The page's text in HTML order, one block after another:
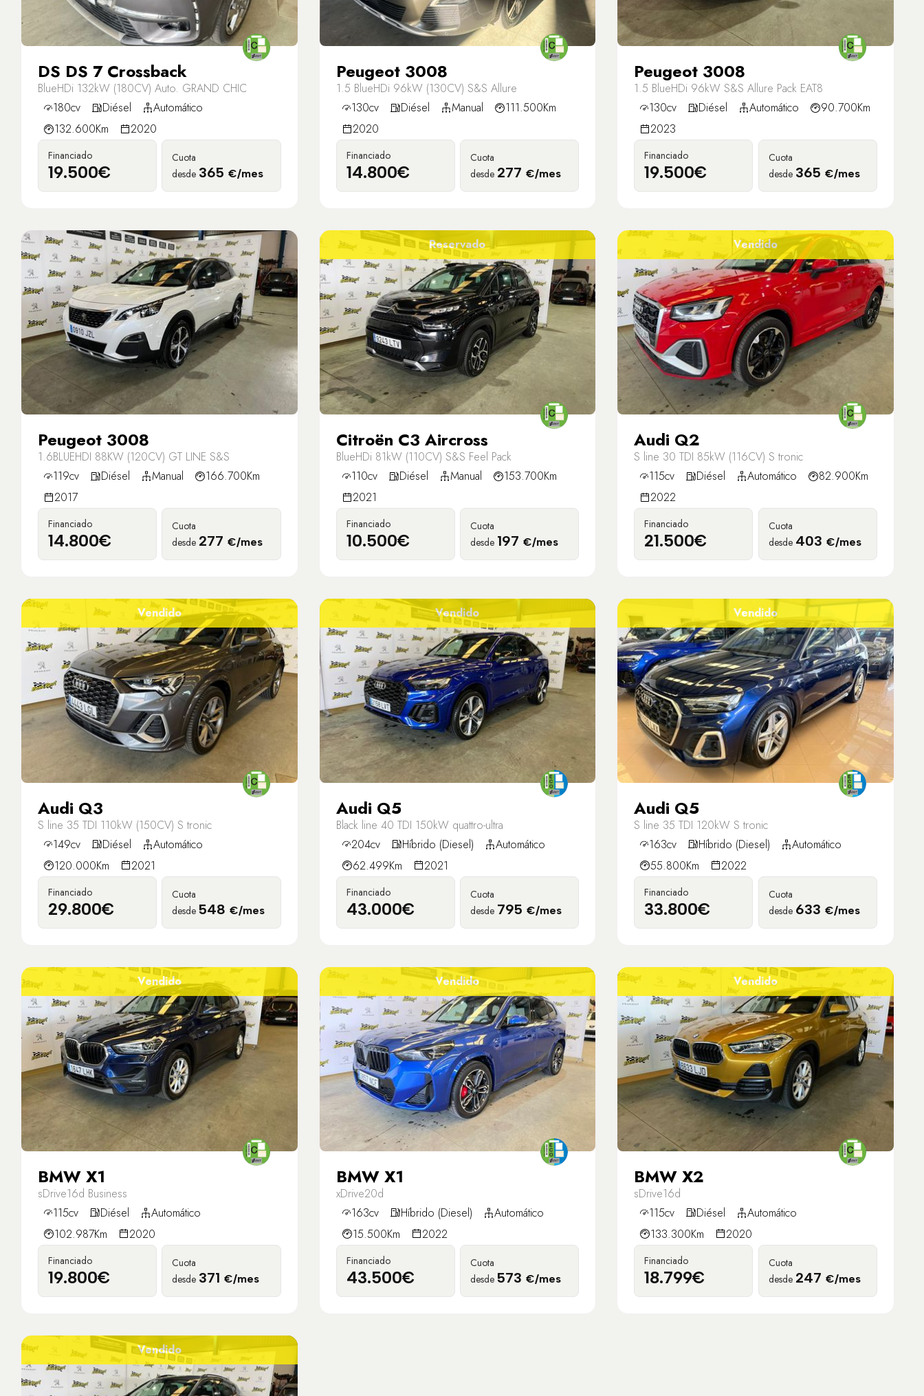
DS DS 7 Crossback
BlueHDi 132kW (180CV) Auto. GRAND CHIC
180cv
Diésel
Automático
132.600Km
2020
Financiado
19.500€
Cuota
desde 365€/mes
Peugeot 3008
1.5 BlueHDi 96kW (130CV) S&S Allure
130cv
Diésel Manual
111.500Km
2020
Financiado
14.800€
Cuota
desde 277 €/mes
Peugeot 3008
1.5 BlueHDi 96kW S&S Allure Pack EAT8
130cv
Diésel Automático
90.700Km
2023
Financiado
19.500€
Cuota
desde 365 €/mes
Peugeot 3008
1.6BLUEHDI 88KW (120CV) GT LINE S&S
119cv
Diésel Manual
166.700Km
2017
Financiado
14.800€
Cuota
desde 277€/mes
Reservado
Citroën C3 Aircross
BlueHDi 81kW (110CV) S&S Feel Pack
110cv
Diésel Manual
153.700Km
2021
Financiado
10.500€
Cuota
desde 197 €/mes
Vendido
Audi Q2
S line 30 TDI 85kW (116CV) S tronic
115cv
Diésel Automático
82.900Km
2022
Financiado
21.500€
Cuota
desde 403 €/mes
Vendido
Audi Q3
S line 35 TDI 110kW (150CV) S tronic
149cv
Diésel
Automático
120.000Km
2021
Financiado
29.800€
Cuota
desde 548€/mes
Vendido
Audi Q5
Black line 40 TDI 150kW quattro-ultra
204cv
Híbrido (Diesel)
Automático
62.499Km
2021
Financiado
43.000€
Cuota
desde 795 €/mes
Vendido
Audi Q5
S line 35 TDI 120kW S tronic
163cv
Híbrido (Diesel)
Automático
55.800Km
2022
Financiado
33.800€
Cuota
desde 633 €/mes
Vendido
BMW X1
sDrive16d Business
115cv
Diésel
Automático
102.987Km
2020
Financiado
19.800€
Cuota
desde 371€/mes
Vendido
BMW X1
xDrive20d
163cv
Híbrido (Diesel)
Automático
15.500Km
2022
Financiado
43.500€
Cuota
desde 573 €/mes
Vendido
BMW X2
sDrive16d
115cv
Diésel
Automático
133.300Km
2020
Financiado
18.799€
Cuota
desde 247 €/mes
Vendido